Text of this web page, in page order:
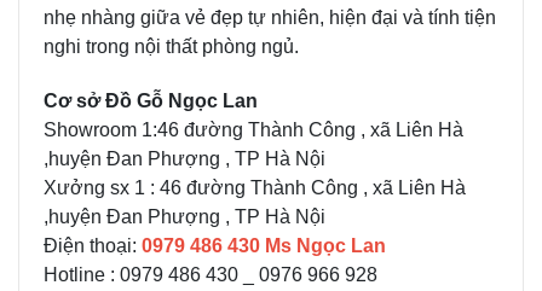
nhẹ nhàng giữa vẻ đẹp tự nhiên, hiện đại và tính tiện
nghi trong nội thất phòng ngủ.
Cơ sở Đồ Gỗ Ngọc Lan
Showroom 1:46 đường Thành Công , xã Liên Hà
,huyện Đan Phượng , TP Hà Nội
Xưởng sx 1 : 46 đường Thành Công , xã Liên Hà
,huyện Đan Phượng , TP Hà Nội
Điện thoại: 0979 486 430 Ms Ngọc Lan
Hotline : 0979 486 430 _ 0976 966 928